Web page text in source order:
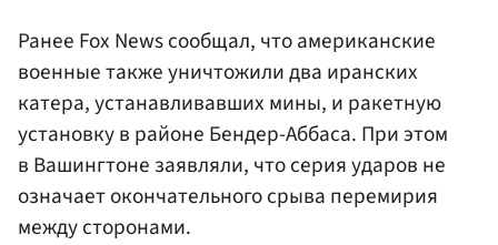
Ранее Fox News сообщал, что американские
военные также уничтожили два иранских
катера, устанавливавших мины, и ракетную
установку в районе Бендер-Аббаса. При этом
в Вашингтоне заявляли, что серия ударов не
означает окончательного срыва перемирия
между сторонами.